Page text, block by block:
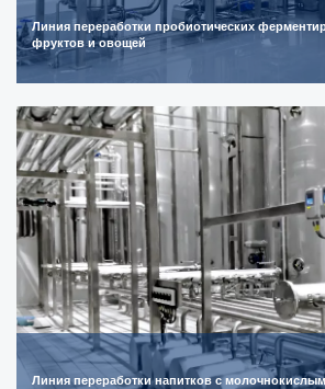
Линия переработки пробиотических
фруктов и овощей
Линия переработки напитков с